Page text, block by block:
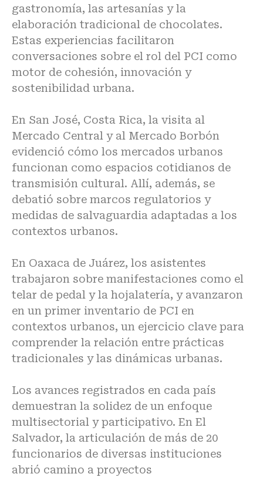
gastronomía, las artesanías y la
elaboración tradicional de chocolates.
Estas experiencias facilitaron
conversaciones sobre el rol del PCI como
motor de cohesión, innovación y
sostenibilidad urbana.
En San José, Costa Rica, la visita al
Mercado Central y al Mercado Borbón
evidenció cómo los mercados urbanos
funcionan como espacios cotidianos de
transmisión cultural. Allí, además, se
debatió sobre marcos regulatorios y
medidas de salvaguardia adaptadas a los
contextos urbanos.
En Oaxaca de Juárez, los asistentes
trabajaron sobre manifestaciones como el
telar de pedal y la hojalatería, y avanzaron
en un primer inventario de PCI en
contextos urbanos, un ejercicio clave para
comprender la relación entre prácticas
tradicionales y las dinámicas urbanas.
Los avances registrados en cada país
demuestran la solidez de un enfoque
multisectorial y participativo. En El
Salvador, la articulación de más de 20
funcionarios de diversas instituciones
abrió camino a proyectos